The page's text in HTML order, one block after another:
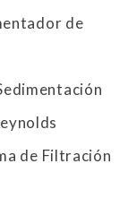
de
de Filtración